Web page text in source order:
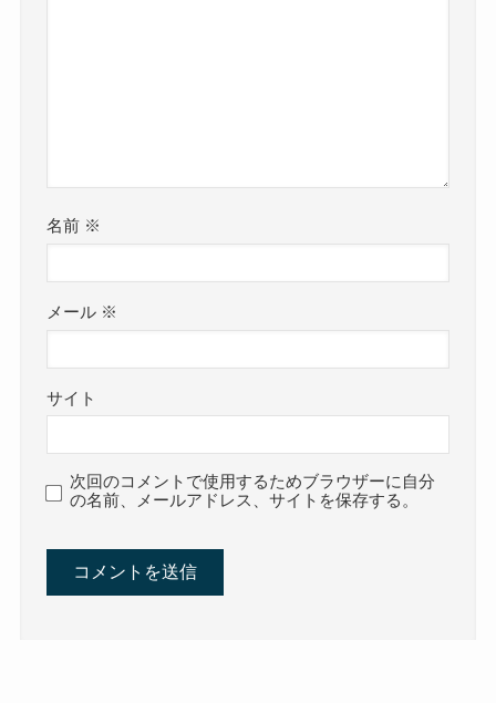
名前 ※
メール ※
サイト
次回のコメントで使用するためブラウザーに自分
の名前、メールアドレス、サイトを保存する。